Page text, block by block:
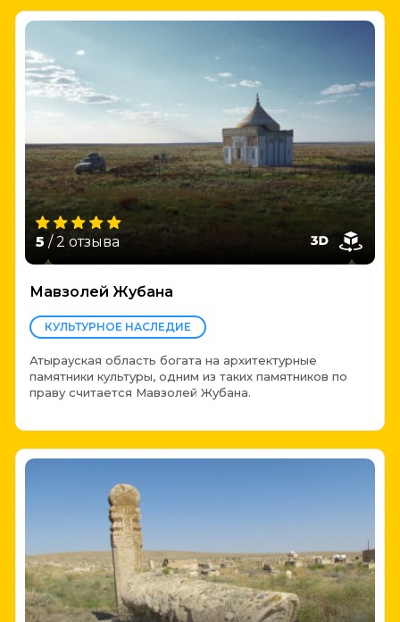
5 / 2 отзыва
Мавзолей Жубана
КУЛЬТУРНОЕ НАСЛЕДИЕ
Атырауская область богата на архитектурные
памятники культуры, одним из таких памятников по
праву считается Мавзолей Жубана.